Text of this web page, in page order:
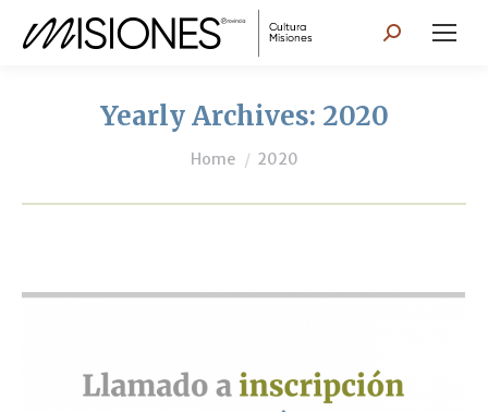
Search:
Yearly Archives: 2020
You are here:
Home 2020